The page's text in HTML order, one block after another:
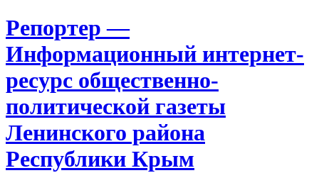
Репортер —
Информационный интернет-
ресурс общественно-
политической газеты
Ленинского района
Республики Крым